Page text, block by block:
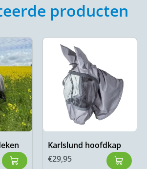
producten
Karlslund hoofdkap
€29,95